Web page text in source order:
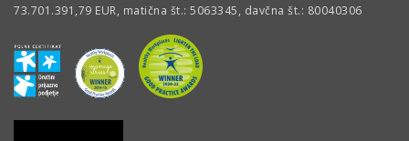
73.701.391,79 EUR, matična št.: 5063345, davčna št.: 80040306